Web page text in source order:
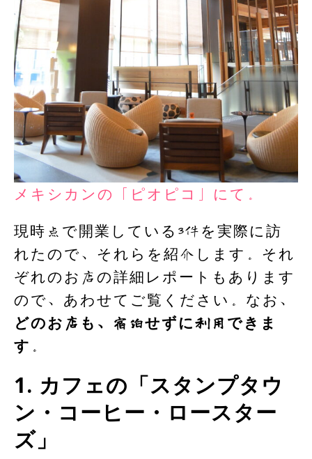
メキシカンの「ピオピコ」にて。
現時点で開業している3件を実際に訪
れたので、それらを紹介します。それ
ぞれのお店の詳細レポートもあります
ので、あわせてご覧ください。なお、
どのお店も、宿泊せずに利用できま
す 。
1. カフェの「スタンプタウ
ン・コーヒー・ロースター
ズ」